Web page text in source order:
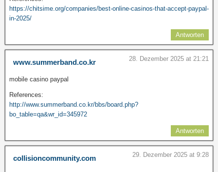
https://chitsime.org/companies/best-online-casinos-that-accept-paypal-
in-2025/
Antworten
www.summerband.co.kr 28. Dezember 2025 at 21:21
mobile casino paypal
References:
http://www.summerband.co.kr/bbs/board.php?
bo_table=qa&wr_id=345972
Antworten
collisioncommunity.com 29. Dezember 2025 at 9:28